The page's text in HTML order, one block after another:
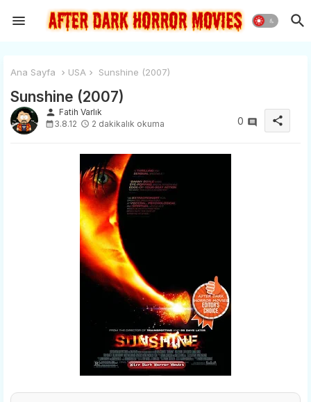
Ana Sayfa USA Sunshine (2007)
Sunshine (2007)
person Fatih Varlık
3.8.12
2 dakikalık okuma 0 share